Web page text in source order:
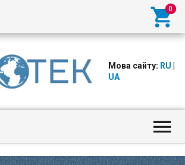

Мова сайту: RU
UA
